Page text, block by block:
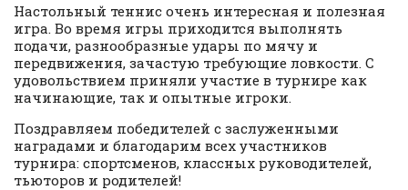
Настольный теннис очень интересная и полезная
игра. Во время игры приходится выполнять
подачи, разнообразные удары по мячу и
передвижения, зачастую требующие ловкости. С
удовольствием приняли участие в турнире как
начинающие, так и опытные игроки.
Поздравляем победителей с заслуженными
наградами и благодарим всех участников
турнира: спортсменов, классных руководителей,
тьюторов и родителей!